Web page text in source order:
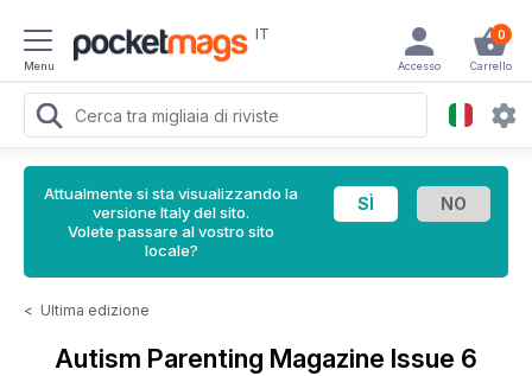
Menu
IT 0
Carrello
Accesso
Attualmente si sta visualizzando la
versione Italy del sito.
Volete passare al vostro sito
locale?
< Ultima edizione
Autism Parenting Magazine Issue 6